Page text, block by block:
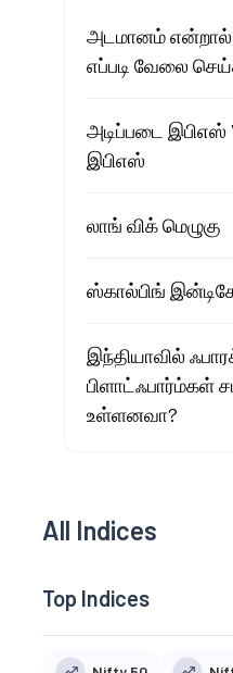
அடமானம் என்றால்
எப்படி வேலை
அடிப்படை இபிஎஸ்
இபிஎஸ்
லாங் விக் மெழுகு
ஸ்கால்பிங்
இந்தியாவில்
பிளாட்ஃபார்ம்கள்
உள்ளனவா?
All Indices
Top Indices